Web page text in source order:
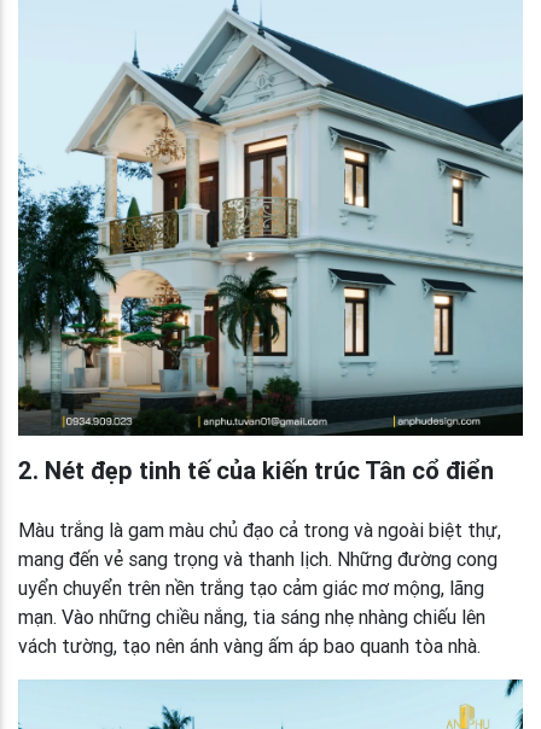
2. Nét đẹp tinh tế của kiến trúc Tân cổ điển
Màu trắng là gam màu chủ đạo cả trong và ngoài biệt thự,
mang đến vẻ sang trọng và thanh lịch. Những đường cong
uyển chuyển trên nền trắng tạo cảm giác mơ mộng, lãng
mạn. Vào những chiều nắng, tia sáng nhẹ nhàng chiếu lên
vách tường, tạo nên ánh vàng ấm áp bao quanh tòa nhà.